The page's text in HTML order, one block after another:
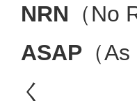
NRN （No
ASAP （
く